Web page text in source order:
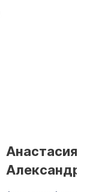
Анастасия